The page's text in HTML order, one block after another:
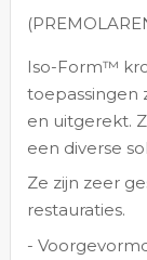
Iso-Form™
toepassingen
en uitgerekt.
een diverse
Ze zijn zeer
restauraties.
-
de
gallerij